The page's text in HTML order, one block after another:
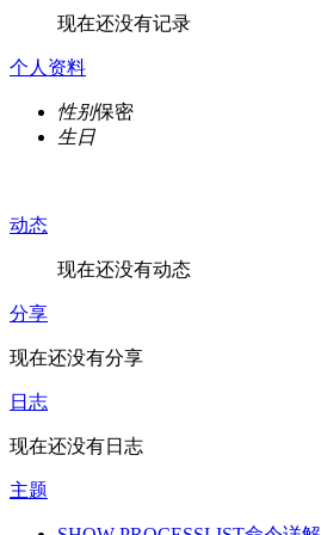
现在还没有记录
个人资料
性别保密
生日
动态
现在还没有动态
分享
现在还没有分享
日志
现在还没有日志
主题